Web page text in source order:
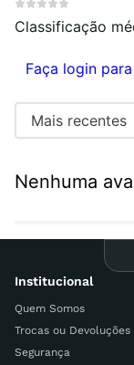
Classificação
Faça login
Mais recentes
Nenhuma
Institucional
Quem Somos
Trocas ou Devoluções
Segurança